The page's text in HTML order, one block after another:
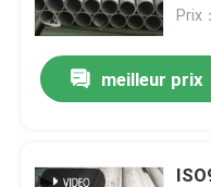
Prix
meilleur prix